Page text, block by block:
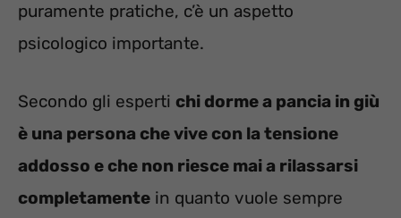
puramente pratiche, c’è un aspetto
psicologico importante.
Secondo gli esperti chi dorme a pancia in giù
è una persona che vive con la tensione
addosso e che non riesce mai a rilassarsi
completamente in quanto vuole sempre